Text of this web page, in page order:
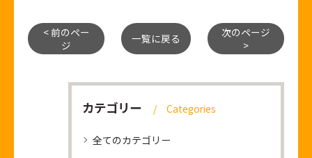
< 前のペー
ジ
一覧に戻る
次のページ
>
カテゴリー Categories
全てのカテゴリー